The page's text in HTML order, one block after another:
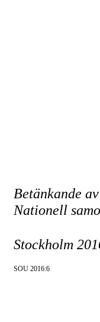
Betänkande av
Nationell
Stockholm
SOU 2016:6